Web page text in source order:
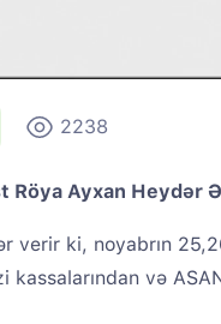
2238
Röya Ayxan Heydər
verir ki, noyabrın
kassalarından və